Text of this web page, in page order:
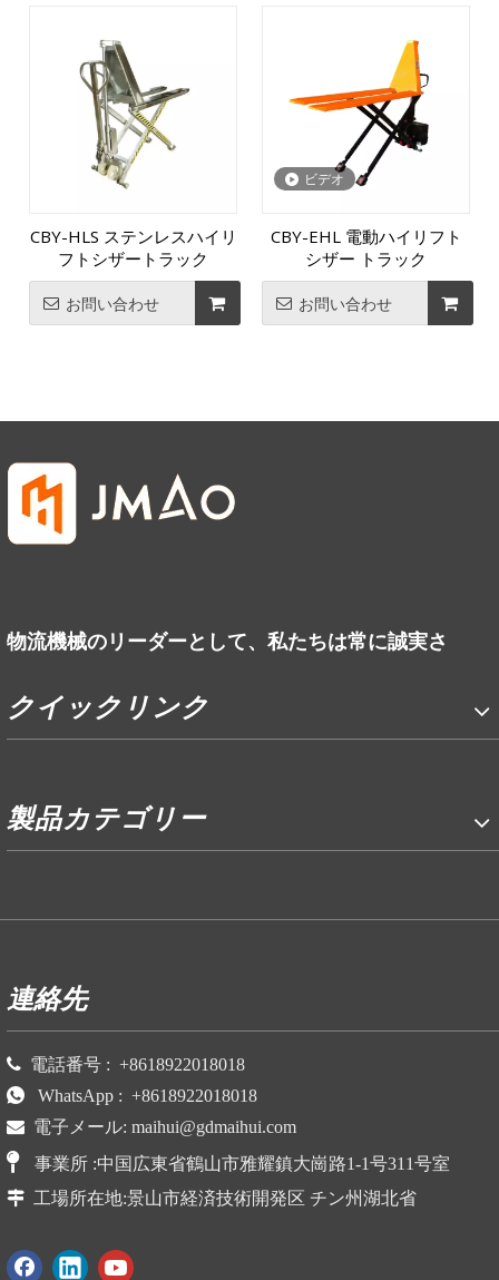
CBY-HLS ステンレスハイリ
フトシザートラック
お問い合わせ
ビデオ
CBY-EHL 電動ハイリフト
シザー トラック
お問い合わせ
物流機械のリーダーとして、私たちは常に誠実さ
クイックリンク
製品カテゴリー
連絡先
 電話番号 : +8618922018018

WhatsApp : +8618922018018
 電子メール: maihui@gdmaihui.com
 事業所 :中国広東省鶴山市雅耀鎮大崗路1-1号311号室
 工場所在地:景山市経済技術開発区 チン州湖北省